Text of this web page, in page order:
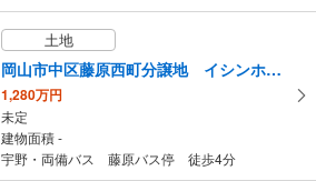
土地
岡山市中区藤原西町分譲地 イシンホーム岡山
1,280万円
未定
建物面積 -
宇野・両備バス 藤原バス停 徒歩4分